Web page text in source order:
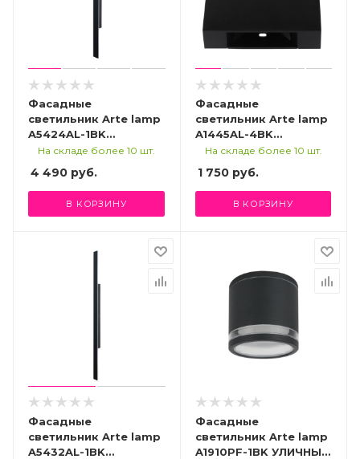
Фасадные
светильник Arte lamp
A5424AL-1BK
УЛИЧНЫЙ
На складе более 10 шт.
4 490 руб.
В КОРЗИНУ
Фасадные
светильник Arte lamp
A1445AL-4BK
УЛИЧНЫЙ
На складе более 10 шт.
1 750руб.
В КОРЗИНУ
Фасадные
светильник Arte lamp
A5432AL-1BK
Фасадные
светильник Arte lamp
A1910PF-1BK УЛИЧНЫЙ